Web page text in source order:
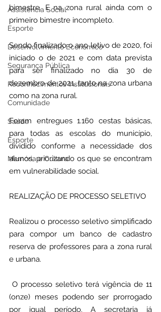
Assistência Social
Esporte
Desenvolvimento Econômico
Segurança Pública
Reconhecimentos Institucionais
Comunidade
Saúde
Esporte
Memória e Cultura
bimestre. E na zona rural ainda com o
primeiro bimestre incompleto.
Sendo finalizado o ano letivo de 2020, foi
iniciado o de 2021 e com data prevista
para ser finalizado no dia 30 de
dezembro de 2021, tanto na zona urbana
como na zona rural.
Foram entregues 1.160 cestas básicas,
para todas as escolas do município,
dividido conforme a necessidade dos
alunos, priorizando os que se encontram
em vulnerabilidade social.
REALIZAÇÃO DE PROCESSO SELETIVO
Realizou o processo seletivo simplificado
para compor um banco de cadastro
reserva de professores para a zona rural
e urbana.
(onze) meses podendo ser prorrogado
por igual período. A secretaria já